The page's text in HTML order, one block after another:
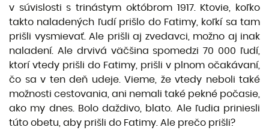
v súvislosti s trinástym októbrom 1917. Ktovie, koľko
takto naladených ľudí prišlo do Fatimy, koľkí sa tam
prišli vysmievať. Ale prišli aj zvedavci, možno aj inak
naladení. Ale drvivá väčšina spomedzi 70 000 ľudí,
ktorí vtedy prišli do Fatimy, prišli v plnom očakávaní,
čo sa v ten deň udeje. Vieme, že vtedy neboli také
možnosti cestovania, ani nemali také pekné počasie,
ako my dnes. Bolo daždivo, blato. Ale ľudia priniesli
túto obetu, aby prišli do Fatimy. Ale prečo prišli?